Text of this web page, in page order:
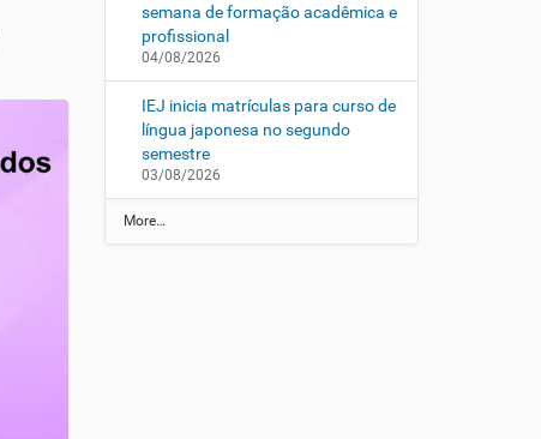
semana de formação acadêmica e
profissional
04/08/2026
IEJ inicia matrículas para curso de
língua japonesa no segundo
semestre
03/08/2026
N
o
More…